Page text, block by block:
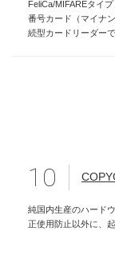
FeliCa/MIFAREタイ
番号カード（マイナ
続型カードリーダーで
10
純国内生産のハード
正使用防止以外に、